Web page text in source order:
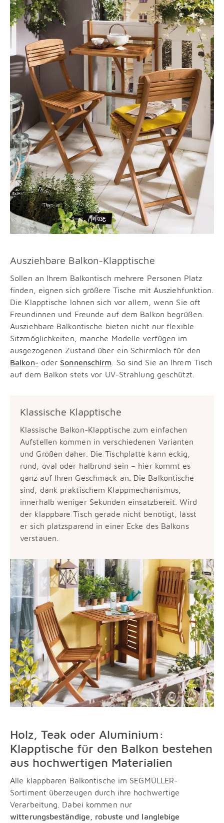
Ausziehbare Balkon-Klapptische
Sollen an Ihrem Balkontisch mehrere Personen Platz
finden, eignen sich größere Tische mit Ausziehfunktion.
Die Klapptische lohnen sich vor allem, wenn Sie oft
Freundinnen und Freunde auf dem Balkon begrüßen.
Ausziehbare Balkontische bieten nicht nur flexible
Sitzmöglichkeiten, manche Modelle verfügen im
ausgezogenen Zustand über ein Schirmloch für den
Balkon-oder Sonnenschirm . So sind Sie an Ihrem Tisch
auf dem Balkon stets vor UV-Strahlung geschützt.
Klassische Klapptische
Klassische Balkon-Klapptische zum einfachen
Aufstellen kommen in verschiedenen Varianten
und Größen daher. Die Tischplatte kann eckig,
rund, oval oder halbrund sein – hier kommt es
ganz auf Ihren Geschmack an. Die Balkontische
sind, dank praktischem Klappmechanismus,
innerhalb weniger Sekunden einsatzbereit. Wird
der klappbare Tisch gerade nicht benötigt, lässt
er sich platzsparend in einer Ecke des Balkons
verstauen.
Holz, Teak oder Aluminium:
Klapptische für den Balkon bestehen
aus hochwertigen Materialien
Alle klappbaren Balkontische im SEGMÜLLER-
Sortiment überzeugen durch ihre hochwertige
Verarbeitung. Dabei kommen nur
witterungsbeständige, robuste und langlebige